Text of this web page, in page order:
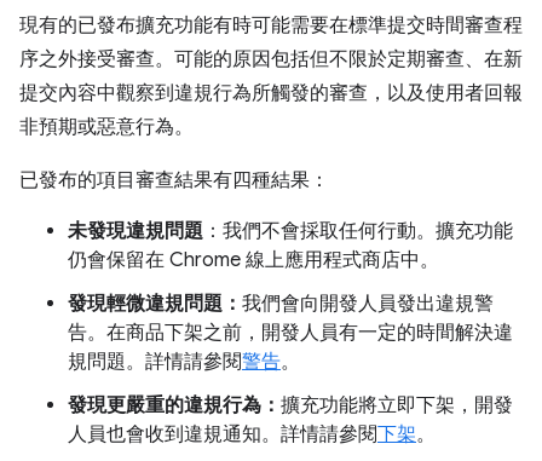
現有的已發布擴充功能有時可能需要在標準提交時間審查程
序之外接受審查。可能的原因包括但不限於定期審查、在新
提交內容中觀察到違規行為所觸發的審查，以及使用者回報
非預期或惡意行為。
已發布的項目審查結果有四種結果：
未發現違規問題 ：我們不會採取任何行動。擴充功能
仍會保留在 Chrome 線上應用程式商店中。
發現輕微違規問題： 我們會向開發人員發出違規警
告。在商品下架之前，開發人員有一定的時間解決違
規問題。詳情請參閱警告。
發現更嚴重的違規行為： 擴充功能將立即下架，開發
人員也會收到違規通知。詳情請參閱下架。